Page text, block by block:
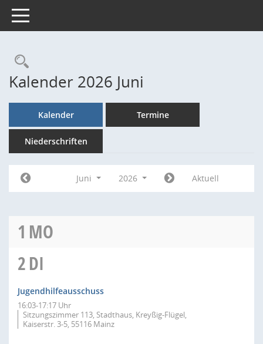
Toggle navigation
Rechercheauswahl
Kalender 2026 Juni
Kalender Termine
Niederschriften
Juni 2026 Aktuell
1 MO
2DI
Jugendhilfeausschuss
16:03-17:17 Uhr
Sitzungszimmer 113, Stadthaus, Kreyßig-Flügel,
Kaiserstr. 3-5, 55116 Mainz